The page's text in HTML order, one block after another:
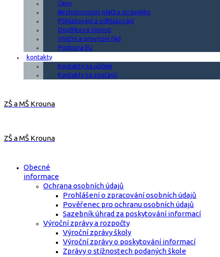
Ceny
Bezhotovostní platba stravného
Přihlašování a odhlašování
Doplňková činnost
Vnitřní a provozní řád
Podpora EU
kontakty
Kontakty na učitele
Kontakty na součásti
ZŠ a MŠ Krouna
ZŠ a MŠ Krouna
Obecné
informace
Ochrana osobních údajů
Prohlášení o zpracování osobních údajů
Pověřenec pro ochranu osobních údajů
Sazebník úhrad za poskytování informací
Výroční zprávy a rozpočty
Výroční zprávy školy
Výroční zprávy o poskytování informací
Zprávy o stížnostech podaných škole